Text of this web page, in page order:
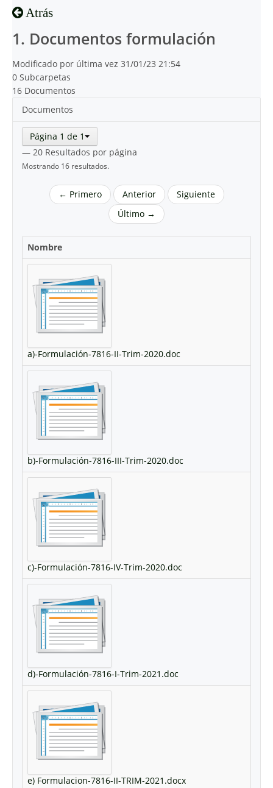
Atrás
1. Documentos formulación
Modificado por última vez 31/01/23 21:54
0 Subcarpetas
16 Documentos
Documentos
Página 1 de 1
— 20 Resultados por página
Mostrando 16 resultados.
← Primero Anterior
Siguiente
Último →
Nombre
a)-Formulación-7816-II-Trim-2020.doc
b)-Formulación-7816-III-Trim-2020.doc
c)-Formulación-7816-IV-Trim-2020.doc
d)-Formulación-7816-I-Trim-2021.doc
e) Formulacion-7816-II-TRIM-2021.docx